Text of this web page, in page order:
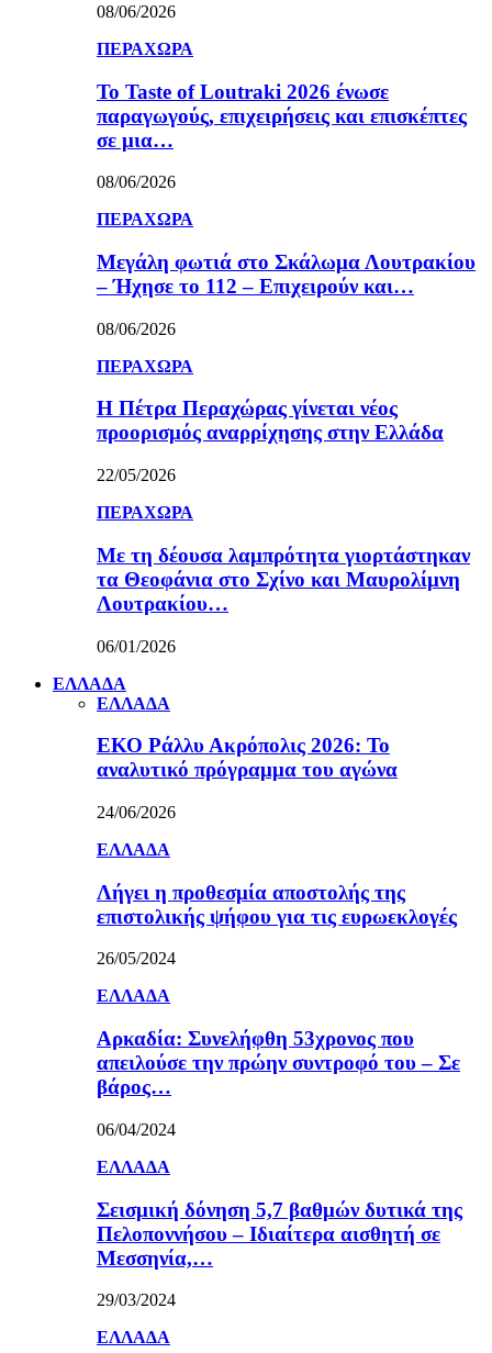
08/06/2026
ΠΕΡΑΧΩΡΑ
Το Taste of Loutraki 2026 ένωσε
παραγωγούς, επιχειρήσεις και επισκέπτες
σε μια…
08/06/2026
ΠΕΡΑΧΩΡΑ
Μεγάλη φωτιά στο Σκάλωμα Λουτρακίου
– Ήχησε το 112 – Επιχειρούν και…
08/06/2026
ΠΕΡΑΧΩΡΑ
Η Πέτρα Περαχώρας γίνεται νέος
προορισμός αναρρίχησης στην Ελλάδα
22/05/2026
ΠΕΡΑΧΩΡΑ
Με τη δέουσα λαμπρότητα γιορτάστηκαν
τα Θεοφάνια στο Σχίνο και Μαυρολίμνη
Λουτρακίου…
06/01/2026
ΕΛΛΑΔΑ
ΕΛΛΑΔΑ
ΕΚΟ Ράλλυ Ακρόπολις 2026: Το
αναλυτικό πρόγραμμα του αγώνα
24/06/2026
ΕΛΛΑΔΑ
Λήγει η προθεσμία αποστολής της
επιστολικής ψήφου για τις ευρωεκλογές
26/05/2024
ΕΛΛΑΔΑ
Αρκαδία: Συνελήφθη 53χρονος που
απειλούσε την πρώην συντροφό του – Σε
βάρος…
06/04/2024
ΕΛΛΑΔΑ
Σεισμική δόνηση 5,7 βαθμών δυτικά της
Πελοποννήσου – Ιδιαίτερα αισθητή σε
Μεσσηνία,…
29/03/2024
ΕΛΛΑΔΑ